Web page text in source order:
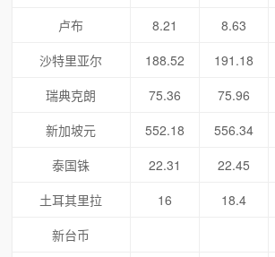
卢布
8.21 8.63
沙特里亚尔
188.52 191.18
瑞典克朗
75.36 75.96
新加坡元
552.18 556.34
泰国铢
22.31 22.45
土耳其里拉
16 18.4
新台币